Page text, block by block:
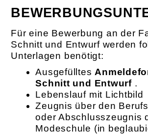
Für eine Bewerbung an der
Schnitt und Entwurf werden
Unterlagen benötigt:
Ausgefülltes
Schnitt und Entwurf .
Lebenslauf mit Lichtbild
Zeugnis über den
oder Abschlusszeugnis
Modeschule (in